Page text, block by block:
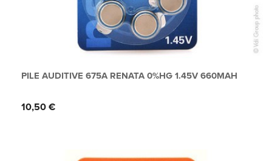
PILE AUDITIVE 675A RENATA 0%HG 1.45V 660MAH
Prix
10,50 €